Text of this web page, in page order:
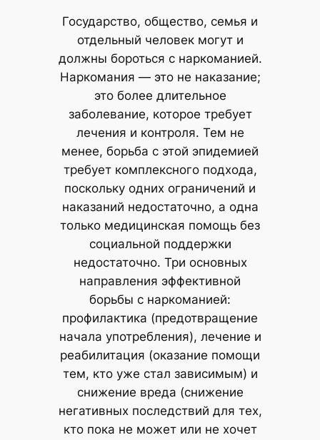
Государство, общество, семья и
отдельный человек могут и
должны бороться с наркоманией.
Наркомания — это не наказание;
это более длительное
заболевание, которое требует
лечения и контроля. Тем не
менее, борьба с этой эпидемией
требует комплексного подхода,
поскольку одних ограничений и
наказаний недостаточно, а одна
только медицинская помощь без
социальной поддержки
недостаточно. Три основных
направления эффективной
борьбы с наркоманией:
профилактика (предотвращение
начала употребления), лечение и
реабилитация (оказание помощи
тем, кто уже стал зависимым) и
снижение вреда (снижение
негативных последствий для тех,
кто пока не может или не хочет